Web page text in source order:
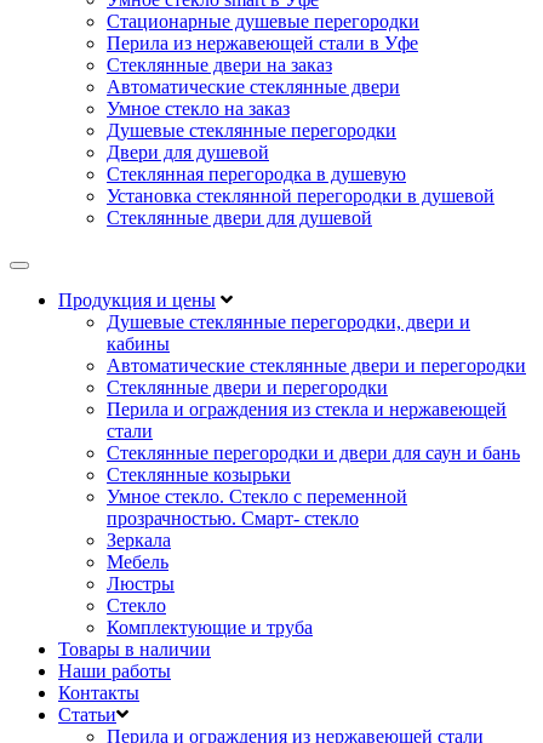
Стационарные душевые перегородки
Перила из нержавеющей стали в Уфе
Стеклянные двери на заказ
Автоматические стеклянные двери
Умное стекло на заказ
Душевые стеклянные перегородки
Двери для душевой
Стеклянная перегородка в душевую
Установка стеклянной перегородки в душевой
Стеклянные двери для душевой
Продукция и цены
Душевые стеклянные перегородки, двери и
кабины
Автоматические стеклянные двери и перегородки
Стеклянные двери и перегородки
Перила и ограждения из стекла и нержавеющей
стали
Стеклянные перегородки и двери для саун и бань
Стеклянные козырьки
Умное стекло. Стекло с переменной
прозрачностью. Смарт- стекло
Зеркала
Мебель
Люстры
Стекло
Комплектующие и труба
Товары в наличии
Наши работы
Контакты
Статьи
Перила и ограждения из нержавеющей стали